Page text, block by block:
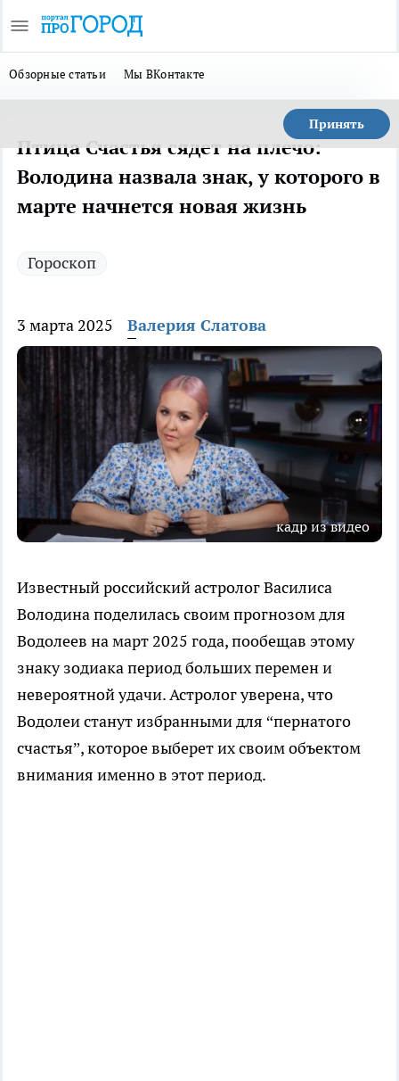
Обзорные статьи Мы ВКонтакте
Принять
Птица Счастья сядет на плечо:
Володина назвала знак, у которого в
марте начнется новая жизнь
Гороскоп
3 марта 2025 Валерия Слатова
кадр из видео
Известный российский астролог Василиса
Володина поделилась своим прогнозом для
Водолеев на март 2025 года, пообещав этому
знаку зодиака период больших перемен и
невероятной удачи. Астролог уверена, что
Водолеи станут избранными для “пернатого
счастья”, которое выберет их своим объектом
внимания именно в этот период.